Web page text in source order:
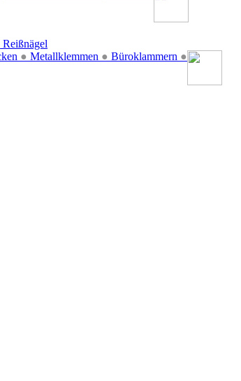
● Metallklemmen ● Büroklammern ●